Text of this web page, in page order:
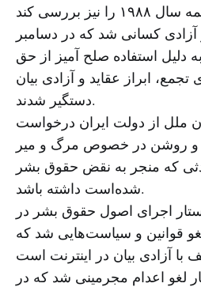
کسانی شد که در دسامبر
۲۰۱۷ و ژانویه ۲۰۱۸ به دلیل استفاده صلح آمیز از حق
ابراز عقاید و آزادی بیان
دستگیر شدند.
ملل از دولت ایران درخواست
و روشن در خصوص مرگ و میر
که منجر به نقض حقوق بشر
شده‌است داشته باشد.
اجرای اصول حقوق بشر در
قوانین و سیاست‌هایی شد که
لغو اعدام مجرمینی شد که در